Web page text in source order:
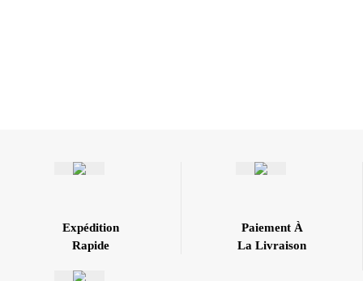
Paiement À
La Livraison
Expédition
Rapide